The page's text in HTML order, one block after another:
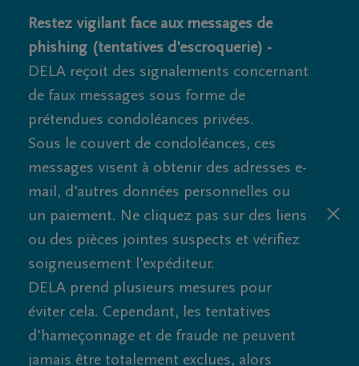
Restez vigilant face aux messages de
phishing (tentatives d'escroquerie) -
DELA reçoit des signalements concernant
de faux messages sous forme de
prétendues condoléances privées.
Sous le couvert de condoléances, ces
messages visent à obtenir des adresses e-
mail, d'autres données personnelles ou
un paiement. Ne cliquez pas sur des liens
ou des pièces jointes suspects et vérifiez
soigneusement l'expéditeur.
DELA prend plusieurs mesures pour
éviter cela. Cependant, les tentatives
d'hameçonnage et de fraude ne peuvent
jamais être totalement exclues, alors